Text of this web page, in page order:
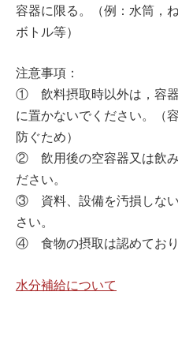
容器に限る。（例：水筒，
ボトル等）
注意事項：
① 飲料摂取時以外は，容
に置かないでください。（
防ぐため）
② 飲用後の空容器又は飲み
ださい。
③ 資料、設備を汚損しな
さい。
④ 食物の摂取は認めており
水分補給について